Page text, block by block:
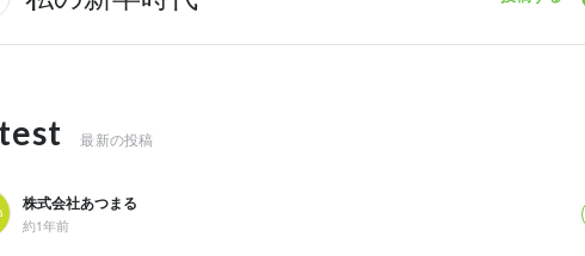
最新の投稿
株式会社あつまる
約1年前